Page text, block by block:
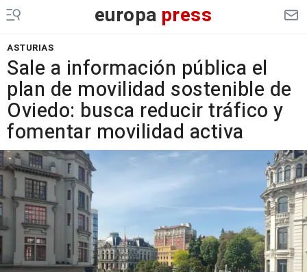
europa press
ASTURIAS
Sale a información pública el
plan de movilidad sostenible de
Oviedo: busca reducir tráfico y
fomentar movilidad activa